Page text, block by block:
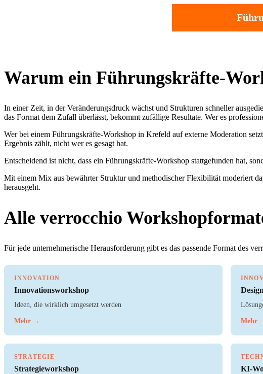
Warum ein Führungskräfte-
In einer Zeit, in der Veränderungsdruck wächst und Strukturen schneller
das Format dem Zufall überlässt, bekommt zufällige Resultate. Wer es
Wer bei einem Führungskräfte-Workshop in Krefeld auf externe Moderation
Ergebnis zählt, nicht wer es gesagt hat.
Entscheidend ist nicht, dass ein Führungskräfte-Workshop stattgefunden hat,
Mit einem Mix aus bewährter Struktur und methodischer Flexibilität moderiert
herausgeht.
Alle verrocchio
Für jede unternehmerische Herausforderung gibt es das passende Format des
INNOVATION
Innovationsworkshop
Ideen, die wirklich umgesetzt werden
Mehr → Mehr
STRATEGIE
Strategieworkshop KI-